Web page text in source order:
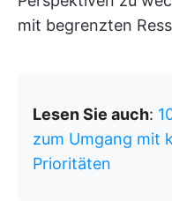
mit begrenzten
Lesen Sie auch:
zum Umgang mit
Prioritäten